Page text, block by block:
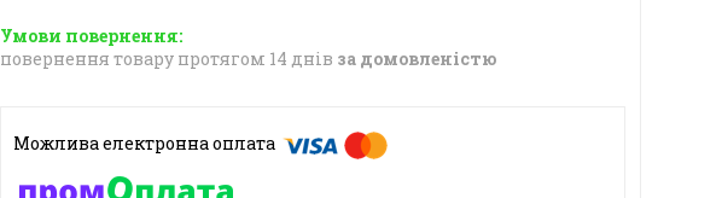
повернення товару протягом 14 днів за домовленістю